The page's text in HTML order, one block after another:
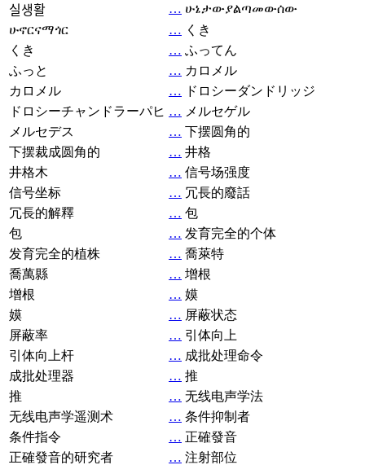
실생활
… ሁኔታውያልጣመውሰው
ሁኖርናማጎር
… くき
くき
… ふってん
ふっと
… カロメル
カロメル
… ドロシーダンドリッジ
ドロシーチャンドラーパヒ … メルセゲル
メルセデス
… 下摆圆角的
下摆裁成圆角的
… 井格
井格木
… 信号场强度
信号坐标
… 冗長的廢話
冗長的解釋
… 包
包
… 发育完全的个体
发育完全的植株
… 喬萊特
喬萬縣
… 增根
增根
… 嫫
嫫
… 屏蔽状态
屏蔽率
… 引体向上
引体向上杆
… 成批处理命令
成批处理器
… 推
推
… 无线电声学法
无线电声学遥测术
… 条件抑制者
条件指令
… 正確發音
正確發音的研究者
… 注射部位